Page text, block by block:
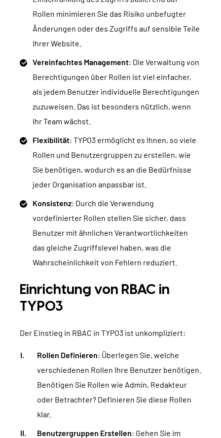
Rollen minimieren Sie das Risiko unbefugter
Änderungen oder des Zugriffs auf sensible Teile
Ihrer Website.
Vereinfachtes Management: Die Verwaltung von
Berechtigungen über Rollen ist viel einfacher,
als jedem Benutzer individuelle Berechtigungen
zuzuweisen. Das ist besonders nützlich, wenn
Ihr Team wächst.
Flexibilität: TYPO3 ermöglicht es Ihnen, so viele
Rollen und Benutzergruppen zu erstellen, wie
Sie benötigen, wodurch es an die Bedürfnisse
jeder Organisation anpassbar ist.
Konsistenz: Durch die Verwendung
vordefinierter Rollen stellen Sie sicher, dass
Benutzer mit ähnlichen Verantwortlichkeiten
das gleiche Zugriffslevel haben, was die
Wahrscheinlichkeit von Fehlern reduziert.
Einrichtung von RBAC in
TYPO3
Der Einstieg in RBAC in TYPO3 ist unkompliziert:
Rollen Definieren: Überlegen Sie, welche
verschiedenen Rollen Ihre Benutzer benötigen.
Benötigen Sie Rollen wie Admin, Redakteur
oder Betrachter? Definieren Sie diese Rollen
klar.
Benutzergruppen Erstellen: Gehen Sie im